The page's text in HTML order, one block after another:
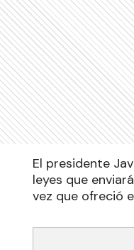
El presidente
leyes que
vez que ofreció